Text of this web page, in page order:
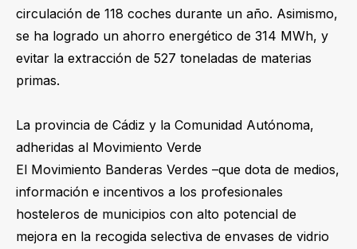
circulación de 118 coches durante un año. Asimismo,
se ha logrado un ahorro energético de 314 MWh, y
evitar la extracción de 527 toneladas de materias
primas.
La provincia de Cádiz y la Comunidad Autónoma,
adheridas al Movimiento Verde
El Movimiento Banderas Verdes –que dota de medios,
información e incentivos a los profesionales
hosteleros de municipios con alto potencial de
mejora en la recogida selectiva de envases de vidrio